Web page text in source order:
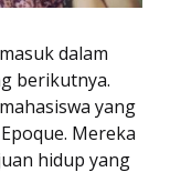
dalam
berikutnya.
yang
Mereka
hidup yang